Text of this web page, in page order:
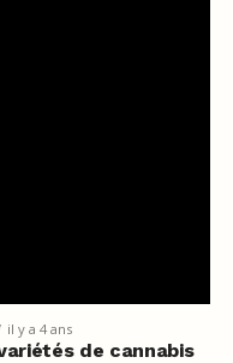
il y a 4 ans
de cannabis